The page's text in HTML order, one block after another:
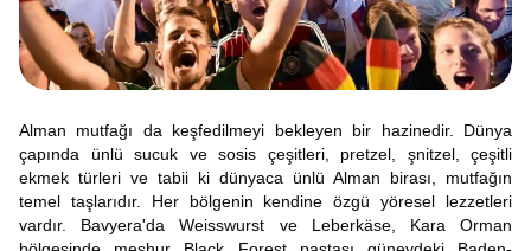
Alman mutfağı da keşfedilmeyi bekleyen bir hazinedir. Dünya
çapında ünlü sucuk ve sosis çeşitleri, pretzel, şnitzel, çeşitli
ekmek türleri ve tabii ki dünyaca ünlü Alman birası, mutfağın
temel taşlarıdır. Her bölgenin kendine özgü yöresel lezzetleri
vardır. Bavyera'da Weisswurst ve Leberkäse, Kara Orman